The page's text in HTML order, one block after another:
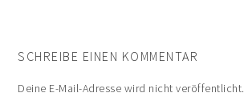
SCHREIBE EINEN KOMMENTAR
Deine E-Mail-Adresse wird nicht veröffentlicht.